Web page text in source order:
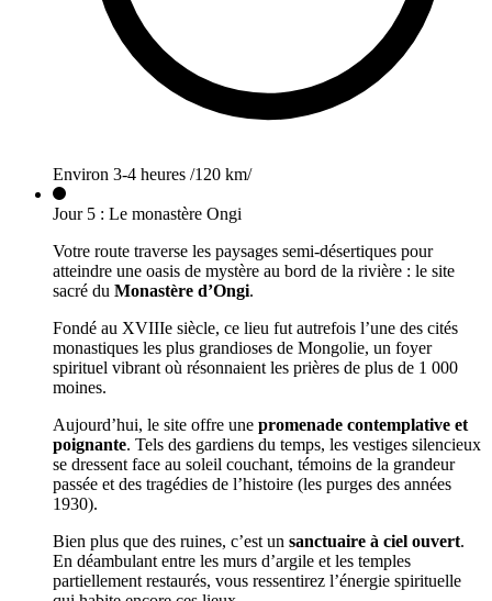
Environ 3-4 heures /120 km/
Jour 5 : Le monastère Ongi
Votre route traverse les paysages semi-désertiques pour
atteindre une oasis de mystère au bord de la rivière : le site
sacré du Monastère d’Ongi.
Fondé au XVIIIe siècle, ce lieu fut autrefois l’une des cités
monastiques les plus grandioses de Mongolie, un foyer
spirituel vibrant où résonnaient les prières de plus de 1 000
moines.
Aujourd’hui, le site offre une promenade contemplative et
poignante. Tels des gardiens du temps, les vestiges silencieux
se dressent face au soleil couchant, témoins de la grandeur
passée et des tragédies de l’histoire (les purges des années
1930).
Bien plus que des ruines, c’est un sanctuaire à ciel ouvert.
En déambulant entre les murs d’argile et les temples
partiellement restaurés, vous ressentirez l’énergie spirituelle